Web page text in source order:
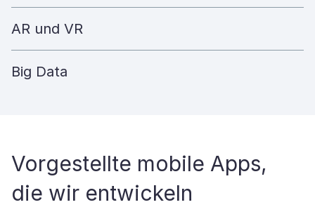
AR und VR
Big Data
Vorgestellte mobile Apps,
die wir entwickeln